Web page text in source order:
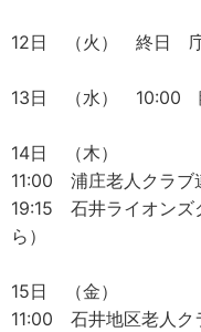
12日 （火） 終日
13日 （水） 10:00
14日 （木）
11:00 浦庄老人クラブ
19:15 石井ライオンズ
ら）
15日 （金）
11:00 石井地区老人ク